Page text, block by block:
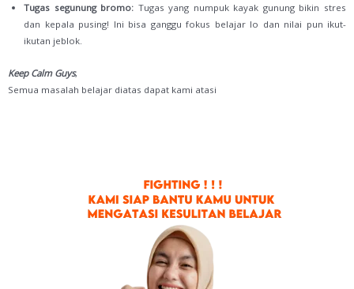
Tugas segunung bromo: Tugas yang numpuk kayak gunung bikin stres
dan kepala pusing! Ini bisa ganggu fokus belajar lo dan nilai pun ikut-
ikutan jeblok.
Keep Calm Guys,
Semua masalah belajar diatas dapat kami atasi